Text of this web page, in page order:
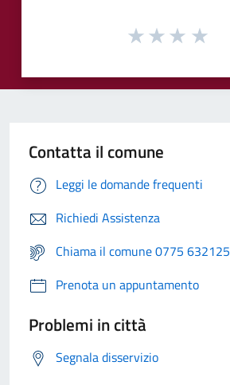
Contatta il comune
Leggi le domande frequenti
Richiedi Assistenza
Chiama il comune 0775 632125
Prenota un appuntamento
Problemi in città
Segnala disservizio